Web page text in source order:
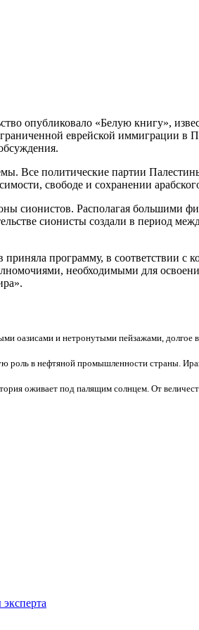
опубликовало «Белую книгу»,
еврейской иммиграции
Все политические партии
свободе и сохранении
сионистов. Располагая большими
сионисты создали в период
программу, в соответствии
необходимыми для
оазисами и нетронутыми пейзажами, долгое
роль в нефтяной промышленности страны.
оживает под палящим солнцем. От